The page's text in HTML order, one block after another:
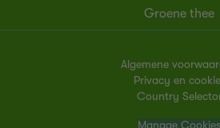
Groene thee
Algemene
Privacy en
Country
Manage Cookies